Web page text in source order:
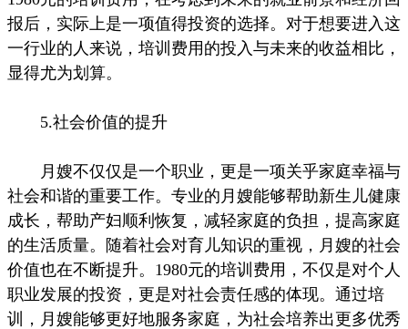
报后，实际上是一项值得投资的选择。对于想要进入这
一行业的人来说，培训费用的投入与未来的收益相比，
显得尤为划算。
5.社会价值的提升
月嫂不仅仅是一个职业，更是一项关乎家庭幸福与
社会和谐的重要工作。专业的月嫂能够帮助新生儿健康
成长，帮助产妇顺利恢复，减轻家庭的负担，提高家庭
的生活质量。随着社会对育儿知识的重视，月嫂的社会
价值也在不断提升。1980元的培训费用，不仅是对个人
职业发展的投资，更是对社会责任感的体现。通过培
训，月嫂能够更好地服务家庭，为社会培养出更多优秀